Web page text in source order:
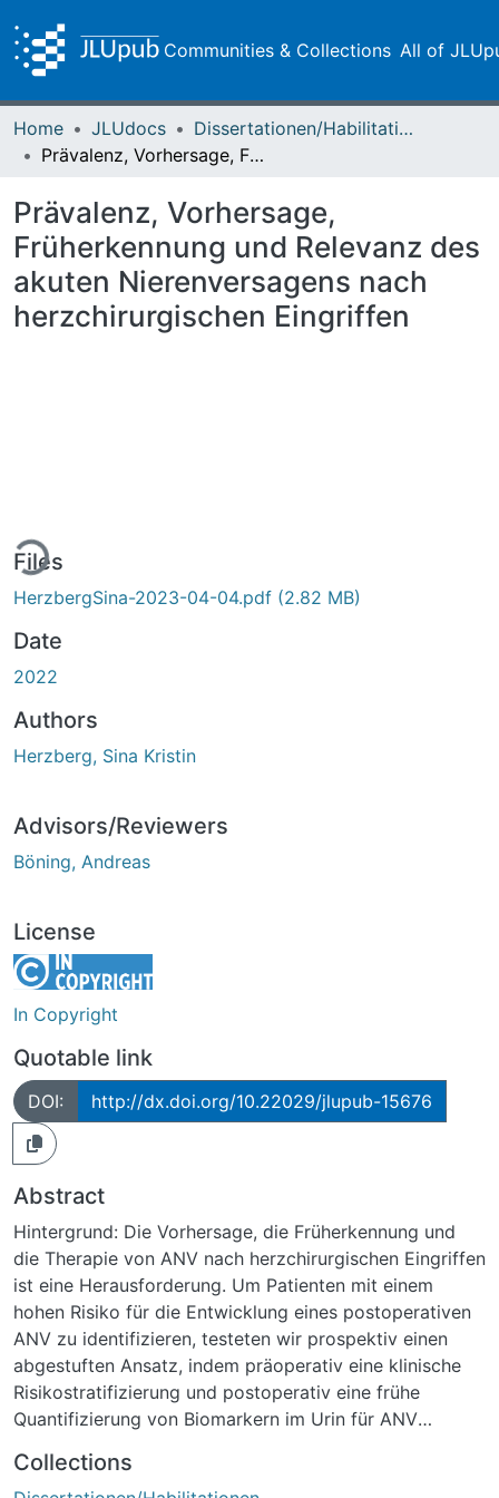
Communities & Collections All of
Home JLUdocs
Dissertationen/Habilitationen
Prävalenz, Vorhersage, Früherkennung und Relevanz des akuten Nierenversagens nach herzchirurgischen Eingriffen
Prävalenz, Vorhersage,
Früherkennung und Relevanz des
akuten Nierenversagens nach
herzchirurgischen Eingriffen
Files
HerzbergSina-2023-04-04.pdf (2.82 MB)
Date
2022
Authors
Herzberg, Sina Kristin
Advisors/Reviewers
Böning, Andreas
License
In Copyright
Quotable link
DOI: http://dx.doi.org/10.22029/jlupub-15676
Abstract
Hintergrund: Die Vorhersage, die Früherkennung und
die Therapie von ANV nach herzchirurgischen Eingriffen
ist eine Herausforderung. Um Patienten mit einem
hohen Risiko für die Entwicklung eines postoperativen
ANV zu identifizieren, testeten wir prospektiv einen
abgestuften Ansatz, indem präoperativ eine klinische
Risikostratifizierung und postoperativ eine frühe
Quantifizierung von Biomarkern im Urin für ANV
Methoden: Alle Patienten, mit Ausnahme derjenigen
Collections